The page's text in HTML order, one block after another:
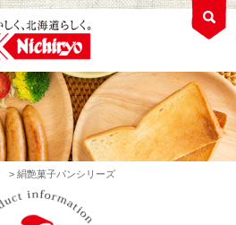
> 絹艶菓子パンシリーズ